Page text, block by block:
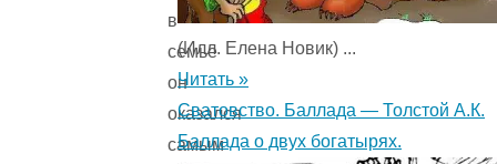
в
семье
он
оказался
самым
(Илл. Елена Новик) ...
Читать »
Сватовство. Баллада — Толстой А.К.
Баллада о двух богатырях.